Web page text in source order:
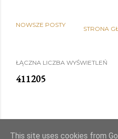
NOWSZE POSTY
STRONA
ŁĄCZNA LICZBA WYŚWIETLEŃ
411205
This site uses cookies from